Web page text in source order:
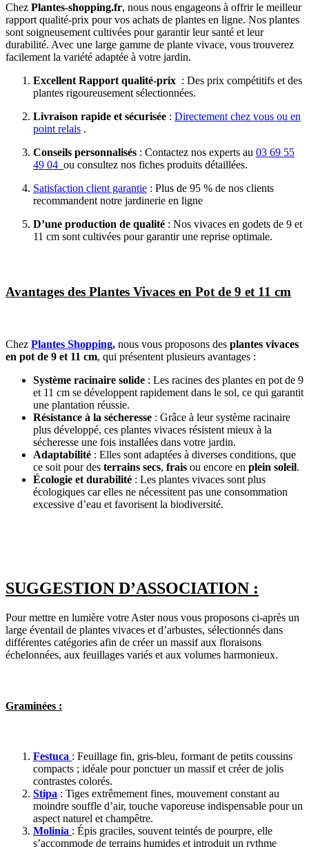
Chez Plantes-shopping.fr, nous nous engageons à offrir le meilleur
rapport qualité-prix pour vos achats de plantes en ligne. Nos plantes
sont soigneusement cultivées pour garantir leur santé et leur
durabilité. Avec une large gamme de plante vivace, vous trouverez
facilement la variété adaptée à votre jardin.
Excellent Rapport qualité-prix : Des prix compétitifs et des
plantes rigoureusement sélectionnées.
Livraison rapide et sécurisée : Directement chez vous ou en
point relais .
Conseils personnalisés : Contactez nos experts au 03 69 55
49 04 ou consultez nos fiches produits détaillées.
Satisfaction client garantie : Plus de 95 % de nos clients
recommandent notre jardinerie en ligne
D’une production de qualité : Nos vivaces en godets de 9 et
11 cm sont cultivées pour garantir une reprise optimale.
Avantages des Plantes Vivaces en Pot de 9 et 11 cm
Chez Plantes Shopping, nous vous proposons des plantes vivaces
en pot de 9 et 11 cm, qui présentent plusieurs avantages :
Système racinaire solide : Les racines des plantes en pot de 9
et 11 cm se développent rapidement dans le sol, ce qui garantit
une plantation réussie.
Résistance à la sécheresse : Grâce à leur système racinaire
plus développé, ces plantes vivaces résistent mieux à la
sécheresse une fois installées dans votre jardin.
Adaptabilité : Elles sont adaptées à diverses conditions, que
ce soit pour des terrains secs, frais ou encore en plein soleil.
Écologie et durabilité : Les plantes vivaces sont plus
écologiques car elles ne nécessitent pas une consommation
excessive d’eau et favorisent la biodiversité.
SUGGESTION D’ASSOCIATION :
Pour mettre en lumière votre Aster nous vous proposons ci-après un
large éventail de plantes vivaces et d’arbustes, sélectionnés dans
différentes catégories afin de créer un massif aux floraisons
échelonnées, aux feuillages variés et aux volumes harmonieux.
Graminées :
Festuca : Feuillage fin, gris-bleu, formant de petits coussins
compacts ; idéale pour ponctuer un massif et créer de jolis
contrastes colorés.
Stipa : Tiges extrêmement fines, mouvement constant au
moindre souffle d’air, touche vaporeuse indispensable pour un
aspect naturel et champêtre.
Molinia : Épis graciles, souvent teintés de pourpre, elle
s’accommode de terrains humides et introduit un rythme